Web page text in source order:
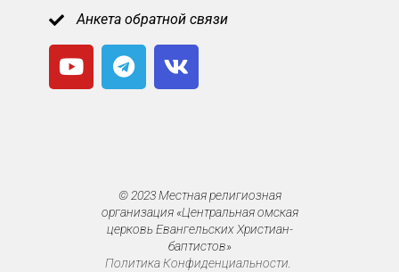
Анкета обратной связи
© 2023 Местная религиозная
организация «Центральная омская
церковь Евангельских Христиан-
баптистов»
Политика Конфиденциальности